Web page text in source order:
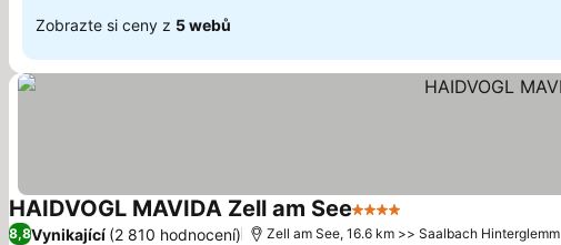
Zobrazte si ceny z 5 webů
HAIDVOGL MAVIDA Zell am See4 Počet hvězdiček
8,8Vynikající (2 810 hodnocení) Zell am See, 16.6 km >> Saalbach Hinterglemm